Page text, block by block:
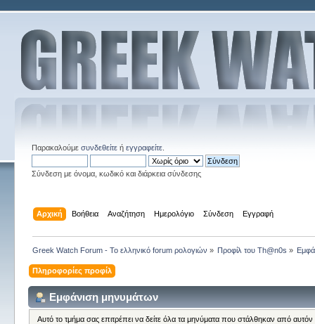
Παρακαλούμε συνδεθείτεή εγγραφείτε.
Σύνδεση με όνομα, κωδικό και διάρκεια σύνδεσης
Αρχική Βοήθεια Αναζήτηση Ημερολόγιο Σύνδεση Εγγραφή
Greek Watch Forum - Το ελληνικό forum ρολογιών » Προφίλ του Th@n0s »
Πληροφορίες προφίλ
Εμφάνιση μηνυμάτων
Αυτό το τμήμα σας επιτρέπει να δείτε όλα τα μηνύματα που στάλθηκαν από